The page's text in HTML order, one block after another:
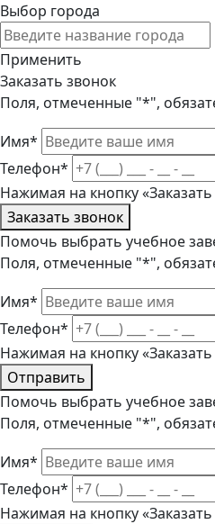
Выбор города
Применить
Заказать звонок
Поля, отмеченные "*",
Имя*
Телефон*
Нажимая на кнопку
Заказать звонок
Помочь выбрать учебное
Поля, отмеченные "*",
Имя*
Телефон*
Нажимая на кнопку
Отправить
Помочь выбрать учебное
Поля, отмеченные "*",
Имя*
Телефон*
Нажимая на кнопку